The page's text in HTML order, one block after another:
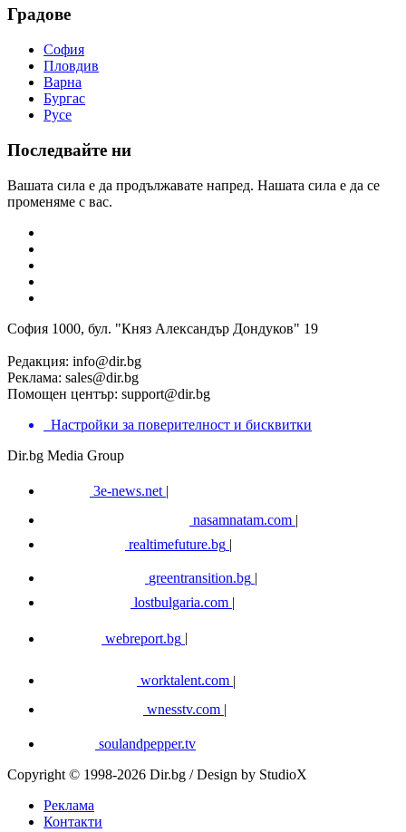
Градове
София
Пловдив
Варна
Бургас
Русе
Последвайте ни
Вашата сила е да продължавате напред. Нашата сила е да се
променяме с вас.
София 1000, бул. "Княз Александър Дондуков" 19
Редакция: info@dir.bg
Реклама: sales@dir.bg
Помощен център: support@dir.bg
Настройки за поверителност и бисквитки
Dir.bg Media Group
3e-news.net |
nasamnatam.com |
realtimefuture.bg |
greentransition.bg |
lostbulgaria.com |
webreport.bg
worktalent.com |
wnesstv.com |
soulandpepper.tv
Copyright © 1998-2026 Dir.bg / Design by StudioX
Реклама
Контакти